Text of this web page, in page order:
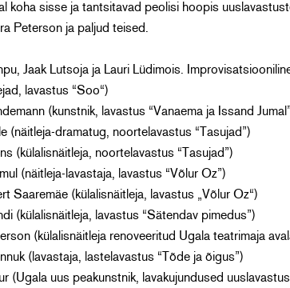
koha sisse ja tantsitavad peolisi hoopis
Peterson ja paljud teised.
Jaak Lutsoja ja Lauri Lüdimois.
lavastus “Soo“)
(kunstnik, lavastus “Vanaema ja Issand
(näitleja-dramatug, noortelavastus “Tasujad”)
(külalisnäitleja, noortelavastus “Tasujad”)
(näitleja-lavastaja, lavastus “Võlur Oz”)
Saaremäe (külalisnäitleja, lavastus „Võlur Oz“)
(külalisnäitleja, lavastus “Sätendav pimedus”)
(külalisnäitleja renoveeritud Ugala teatrimaja
(lavastaja, lastelavastus “Tõde ja õigus”)
(Ugala uus peakunstnik, lavakujundused